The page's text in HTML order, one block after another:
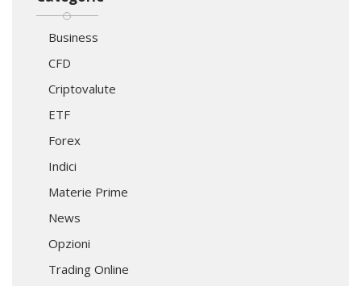
Business
CFD
Criptovalute
ETF
Forex
Indici
Materie Prime
News
Opzioni
Trading Online